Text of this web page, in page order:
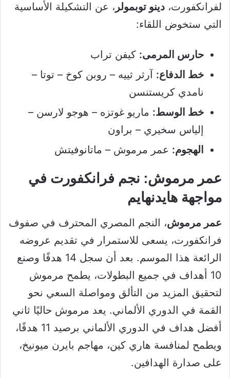
لفرانكفورت، دينو توبمولر ، عن التشكيلة الأساسية
التي ستخوض اللقاء:
حارس المرمى: كيفن تراب
خط الدفاع: آرثر ثييه – روبن كوخ – توتا –
نامدي كريستنسن
خط الوسط: ماريو غوتزه – هوجو لارسن –
إلياس سخيري – براون
الهجوم: عمر مرموش – ماتانوفيتش
عمر مرموش: نجم فرانكفورت في
مواجهة هايدنهايم
عمر مرموش، النجم المصري المحترف في صفوف
فرانكفورت، يسعى للاستمرار في تقديم عروضه
الرائعة هذا الموسم. بعد أن سجل 14 هدفًا وصنع
10 أهداف في جميع البطولات، يطمح مرموش
لتحقيق المزيد من التألق ومواصلة السعي نحو
القمة في الدوري الألماني. يعد مرموش حاليًا ثاني
أفضل هداف في الدوري الألماني برصيد 11 هدفًا،
ويطمح لمنافسة هاري كين، مهاجم بايرن ميونيخ،
على صدارة الهدافين.